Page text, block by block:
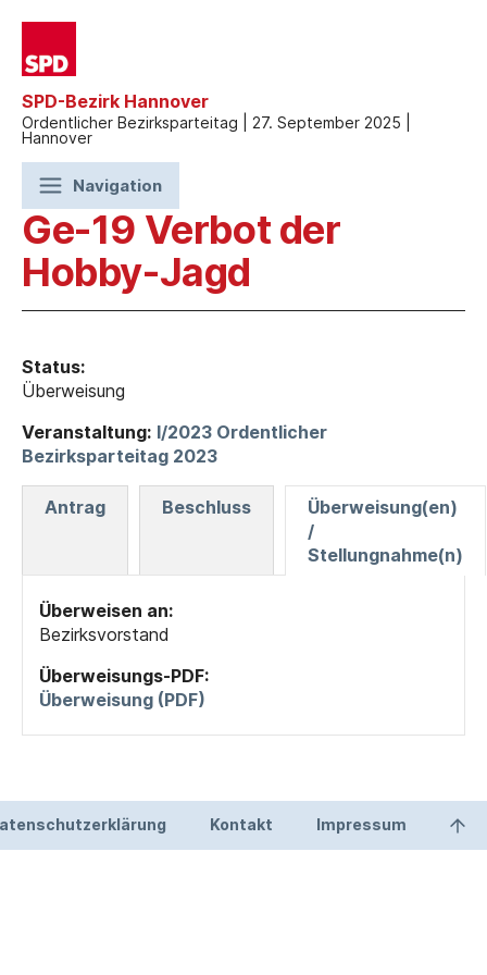
SPD-Bezirk Hannover
Ordentlicher Bezirksparteitag | 27. September 2025 |
Hannover
Navigation
Ge-19 Verbot der
Hobby-Jagd
Status:
Überweisung
Veranstaltung: I/2023 Ordentlicher
Bezirksparteitag 2023
Antrag Beschluss
Überweisung(en)
/
Stellungnahme(n)
Überweisen an:
Bezirksvorstand
Überweisungs-PDF:
Überweisung (PDF)
Kontakt Impressum